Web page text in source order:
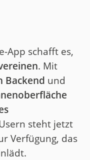
App schafft es,
. Mit
Backend und
steht jetzt
Verfügung, das